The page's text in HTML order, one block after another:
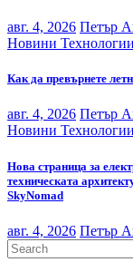
авг. 4, 2026 Петър
Новини Технологии
Как да превърнете
авг. 4, 2026 Петър
Новини Технологии
Нова страница за
техническата
SkyNomad
авг. 4, 2026 Петър